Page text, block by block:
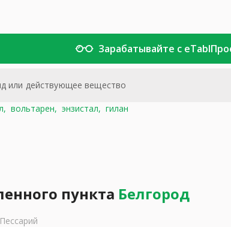
Зарабатывайте с eTabl
вольтарен, энзистал, гилан
пункта Белгород
Пессарий